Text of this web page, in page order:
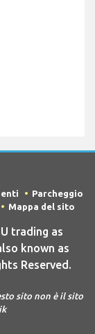
Parcheggio
Mappa del sito
trading as
known as
Reserved.
sito non è il sito